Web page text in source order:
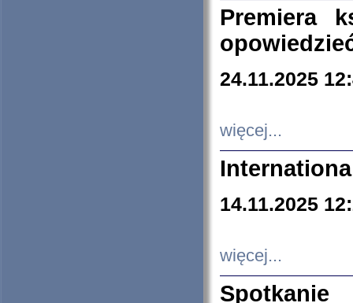
Premiera
24.11.2025
więcej...
14.11.2025
więcej...